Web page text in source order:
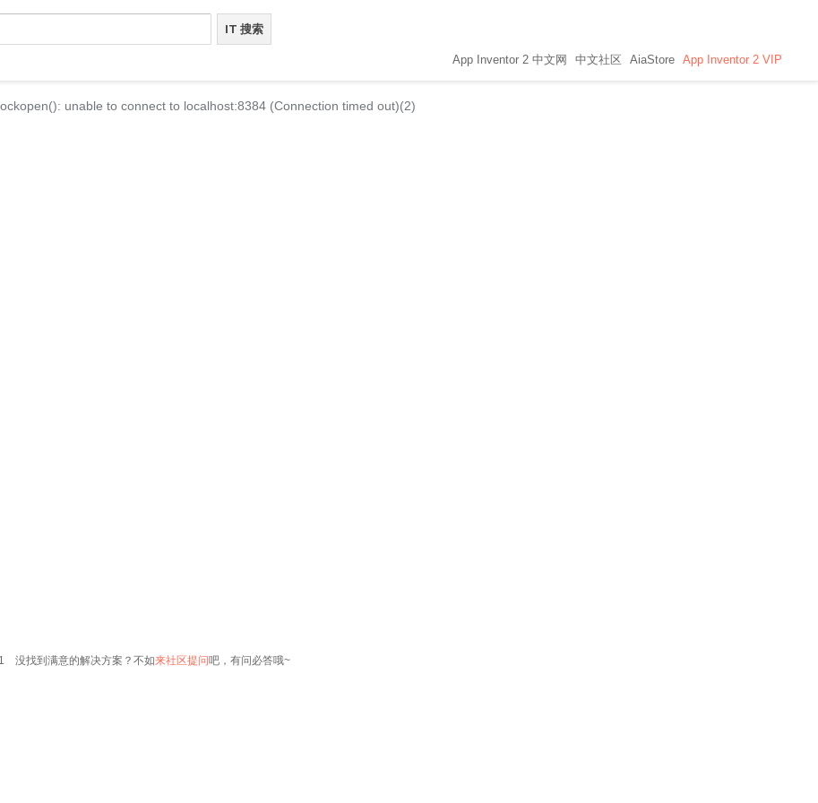
App Inventor 2 中文网 中文社区 AiaStore App Inventor 2 VIP
unable to connect to localhost:8384 (Connection timed out)(2)
没找到满意的解决方案？不如来社区提问吧，有问必答哦~